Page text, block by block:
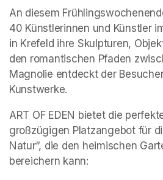
An diesem
40 Künstlerinnen und Künstler
in Krefeld ihre Skulpturen,
den romantischen Pfaden
Magnolie entdeckt der
Kunstwerke.
ART OF EDEN bietet die
großzügigen Platzangebot für
Natur“, die den heimischen
bereichern kann: